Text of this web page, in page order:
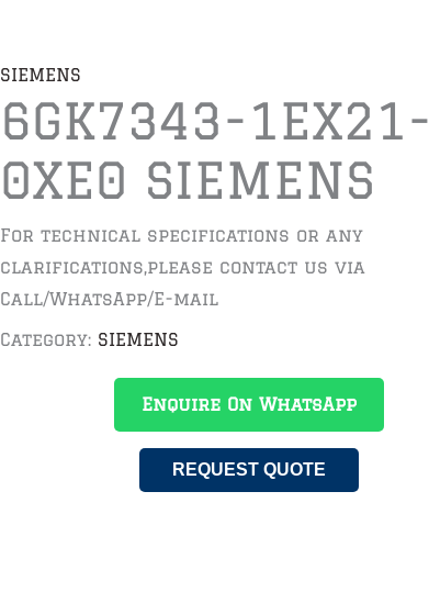
SIEMENS
6GK7343-1EX21-
0XE0 SIEMENS
For technical specifications or any
clarifications,please contact us via
Call/WhatsApp/E-mail
Category: SIEMENS
Enquire On WhatsApp
REQUEST QUOTE